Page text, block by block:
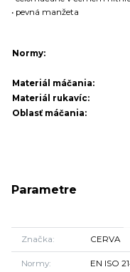
• pevná manžeta
Normy:
Materiál máčania:
Materiál rukavíc:
Oblasť máčania:
Parametre
Značka CERVA
Normy EN ISO